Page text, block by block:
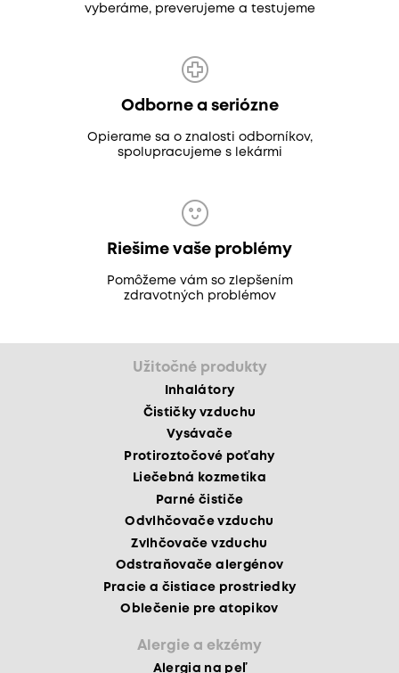
vyberáme, preverujeme a testujeme
Odborne a seriózne
Opierame sa o znalosti odborníkov,
spolupracujeme s lekármi
Riešime vaše problémy
Pomôžeme vám so zlepšením
zdravotných problémov
Užitočné produkty
Inhalátory
Čističky vzduchu
Vysávače
Protiroztočové poťahy
Liečebná kozmetika
Parné čističe
Odvlhčovače vzduchu
Zvlhčovače vzduchu
Odstraňovače alergénov
Pracie a čistiace prostriedky
Oblečenie pre atopikov
Alergie a ekzémy
Alergia na peľ